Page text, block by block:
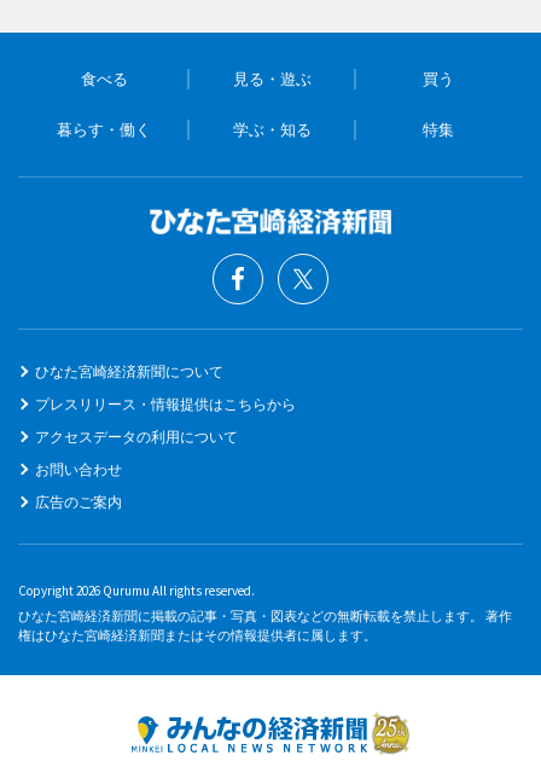
食べる 見る・遊ぶ 買う
暮らす・働く 学ぶ・知る 特集
ひなた宮崎経済新聞について
プレスリリース・情報提供はこちらから
アクセスデータの利用について
お問い合わせ
広告のご案内
Copyright 2026 Qurumu All rights reserved.
ひなた宮崎経済新聞に掲載の記事・写真・図表などの無断転載を禁止します。 著作
権はひなた宮崎経済新聞またはその情報提供者に属します。